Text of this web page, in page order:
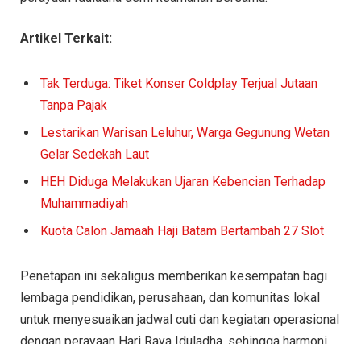
Artikel Terkait:
Tak Terduga: Tiket Konser Coldplay Terjual Jutaan
Tanpa Pajak
Lestarikan Warisan Leluhur, Warga Gegunung Wetan
Gelar Sedekah Laut
HEH Diduga Melakukan Ujaran Kebencian Terhadap
Muhammadiyah
Kuota Calon Jamaah Haji Batam Bertambah 27 Slot
Penetapan ini sekaligus memberikan kesempatan bagi
lembaga pendidikan, perusahaan, dan komunitas lokal
untuk menyesuaikan jadwal cuti dan kegiatan operasional